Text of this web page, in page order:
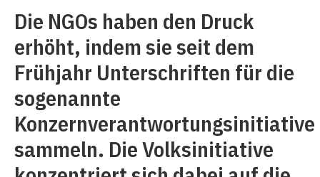
Die NGOs haben den Druck
erhöht, indem sie seit dem
Frühjahr Unterschriften für die
sogenannte
Konzernverantwortungsinitiative
sammeln. Die Volksinitiative